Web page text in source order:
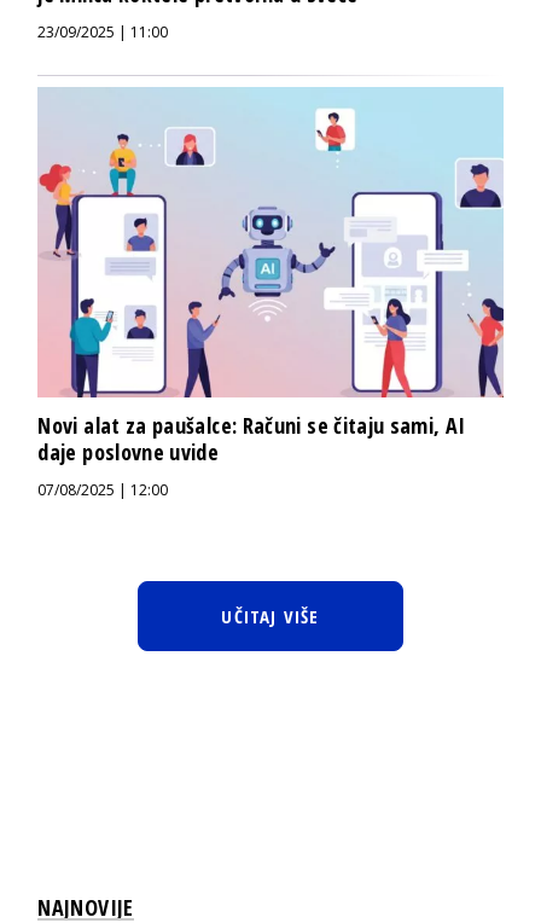
23/09/2025 | 11:00
Novi alat za paušalce: Računi se čitaju sami, AI
daje poslovne uvide
07/08/2025 | 12:00
UČITAJ VIŠE
NAJNOVIJE